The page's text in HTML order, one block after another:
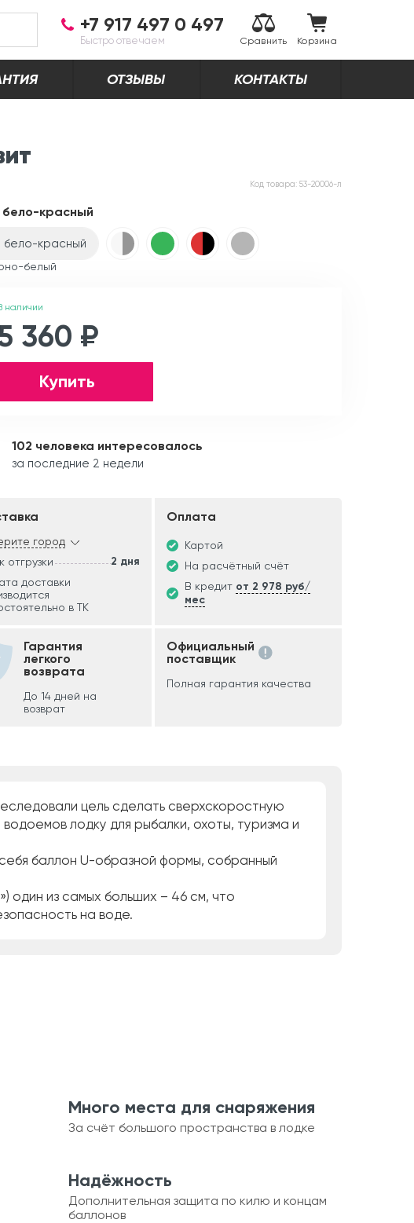
+7 917 497 0 497
Быстро отвечаем Сравнить Корзина
ОТЗЫВЫ КОНТАКТЫ
Код товара: 53-20006-л
бело-красный
бело-красный
белый
наличии
360 ₽
Купить
102 человека интересовалось
за последние 2 недели
город
отгрузки
2 дня
доставки
в ТК
Оплата
Картой
На расчётный счёт
В кредит от 2 978 руб/
мес
Гарантия
легкого
возврата
До 14 дней на
возврат
Официальный
поставщик
Полная гарантия качества
цель сделать сверхскоростную
лодку для рыбалки, охоты, туризма и
баллон U-образной формы, собранный
один из самых больших – 46 см, что
на воде.
Много места для снаряжения
За счёт большого пространства в лодке
Надёжность
Дополнительная защита по килю и концам
баллонов